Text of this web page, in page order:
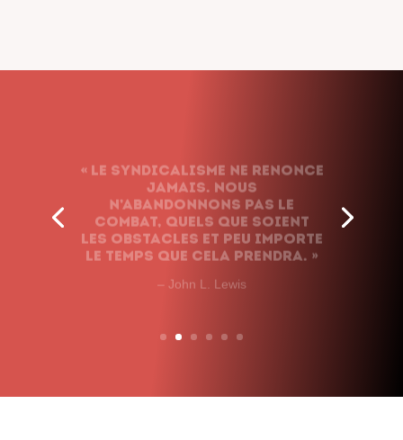
jamais. Nous
n’abandonnons pas le
combat, quels que soient
les obstacles et peu importe
le temps que cela prendra. »